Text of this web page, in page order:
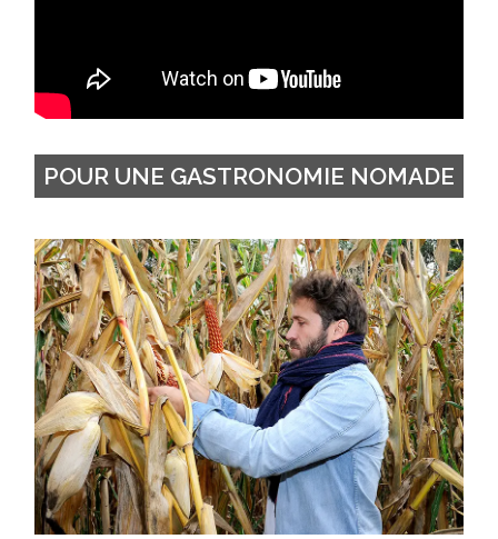
POUR UNE GASTRONOMIE NOMADE